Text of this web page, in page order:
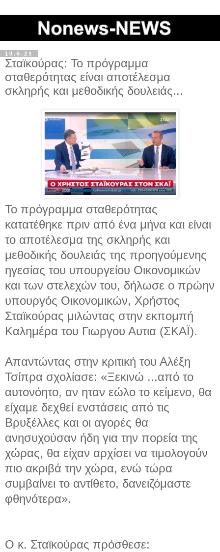
10.6.23
Σταϊκούρας: Το πρόγραμμα
σταθερότητας είναι αποτέλεσμα
σκληρής και μεθοδικής δουλειάς...
Το πρόγραμμα σταθερότητας
κατατέθηκε πριν από ένα μήνα και είναι
το αποτέλεσμα της σκληρής και
μεθοδικής δουλειάς της προηγούμενης
ηγεσίας του υπουργείου Οικονομικών
και των στελεχών του, δήλωσε ο πρώην
υπουργός Οικονομικών, Χρήστος
Σταϊκούρας μιλώντας στην εκπομπή
Καλημέρα του Γιωργου Αυτια (ΣΚΑΪ).
Απαντώντας στην κριτική του Αλέξη
Τσίπρα σχολίασε: «Ξεκινώ ...από το
αυτονόητο, αν ηταν εώλο το κείμενο, θα
είχαμε δεχθεί ενστάσεις από τις
Βρυξέλλες και οι αγορές θα
ανησυχούσαν ήδη για την πορεία της
χώρας, θα είχαν αρχίσει να τιμολογούν
πιο ακριβά την χώρα, ενώ τώρα
συμβαίνει το αντίθετο, δανειζόμαστε
φθηνότερα».
Ο κ. Σταϊκούρας πρόσθεσε: